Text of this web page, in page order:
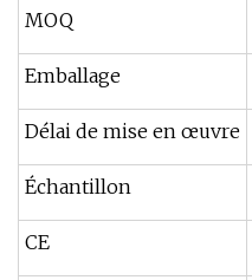
MOQ
Emballage
Délai de mise en œuvre
Échantillon
CE